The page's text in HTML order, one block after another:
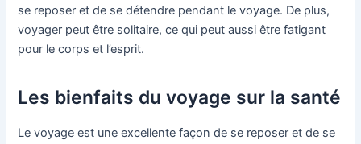
se reposer et de se détendre pendant le voyage. De plus,
voyager peut être solitaire, ce qui peut aussi être fatigant
pour le corps et l’esprit.
Les bienfaits du voyage sur la santé
Le voyage est une excellente façon de se reposer et de se